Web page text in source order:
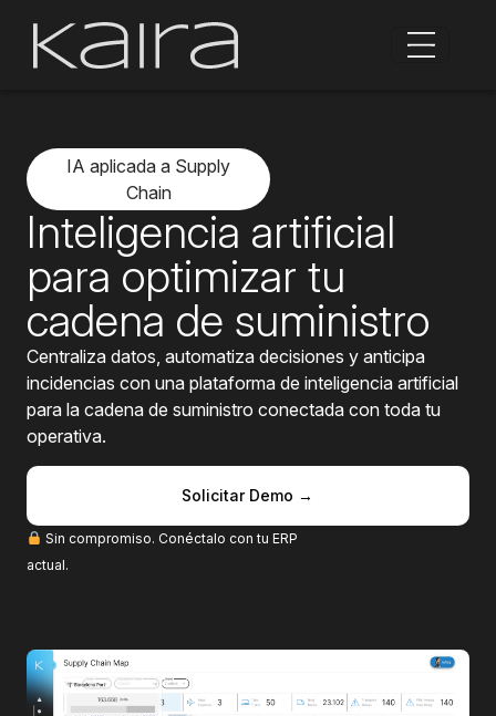
IA aplicada a Supply
Chain
Inteligencia artificial
para optimizar tu
cadena de suministro
Centraliza datos, automatiza decisiones y anticipa
incidencias con una plataforma de inteligencia artificial
para la cadena de suministro conectada con toda tu
operativa.
Solicitar Demo →
Sin compromiso. Conéctalo con tu ERP
actual.